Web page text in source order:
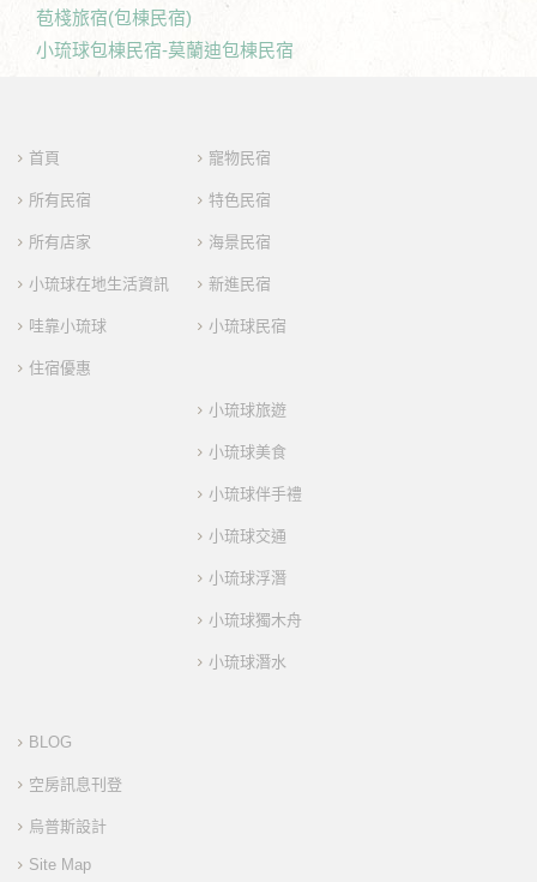
苞棧旅宿(包棟民宿)
小琉球包棟民宿-莫蘭迪包棟民宿
首頁
所有民宿
所有店家
小琉球在地生活資訊
哇靠小琉球
住宿優惠
寵物民宿
特色民宿
海景民宿
新進民宿
小琉球民宿
小琉球旅遊
小琉球美食
小琉球伴手禮
小琉球交通
小琉球浮潛
小琉球獨木舟
小琉球潛水
BLOG
空房訊息刊登
烏普斯設計
Site Map